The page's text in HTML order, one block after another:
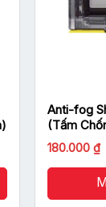
Anti-fog
(Tấm
Giá
là:
290.000 ₫.
180.000 ₫